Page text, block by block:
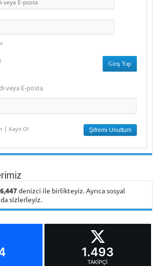
veya E-posta
| Kayıt Ol
denizci ile birlikteyiz. Ayrıca sosyal
sizlerleyiz.
1.493
TAKIPÇI